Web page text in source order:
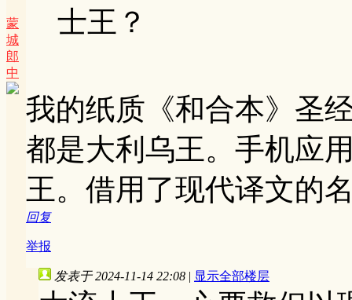
蒙
城
郎
中
士王？
我的纸质《和合本》圣
都是大利乌王。手机应
王。借用了现代译文的
回复
举报
发表于 2024-11-14 22:08 | 显示全部楼层